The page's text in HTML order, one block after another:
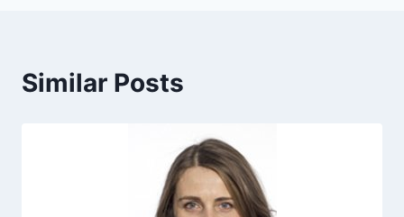
Similar Posts